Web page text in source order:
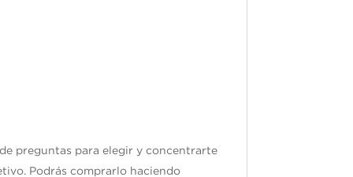
preguntas para elegir y concentrarte
Podrás comprarlo haciendo